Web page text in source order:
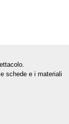
schede e i materiali